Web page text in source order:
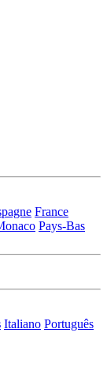
France
Pays-Bas
Italiano Português